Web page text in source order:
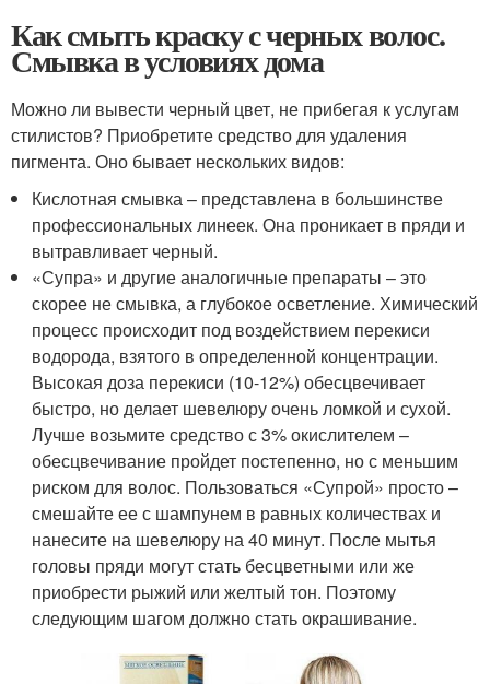
Как смыть краску с черных волос.
Смывка в условиях дома
Можно ли вывести черный цвет, не прибегая к услугам
стилистов? Приобретите средство для удаления
пигмента. Оно бывает нескольких видов:
Кислотная смывка – представлена в большинстве
профессиональных линеек. Она проникает в пряди и
вытравливает черный.
«Супра» и другие аналогичные препараты – это
скорее не смывка, а глубокое осветление. Химический
процесс происходит под воздействием перекиси
водорода, взятого в определенной концентрации.
Высокая доза перекиси (10-12%) обесцвечивает
быстро, но делает шевелюру очень ломкой и сухой.
Лучше возьмите средство с 3% окислителем –
обесцвечивание пройдет постепенно, но с меньшим
риском для волос. Пользоваться «Супрой» просто –
смешайте ее с шампунем в равных количествах и
нанесите на шевелюру на 40 минут. После мытья
головы пряди могут стать бесцветными или же
приобрести рыжий или желтый тон. Поэтому
следующим шагом должно стать окрашивание.